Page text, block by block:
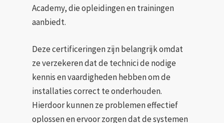
Academy, die opleidingen en trainingen
aanbiedt.
Deze certificeringen zijn belangrijk omdat
ze verzekeren dat de technici de nodige
kennis en vaardigheden hebben om de
installaties correct te onderhouden.
Hierdoor kunnen ze problemen effectief
oplossen en ervoor zorgen dat de systemen